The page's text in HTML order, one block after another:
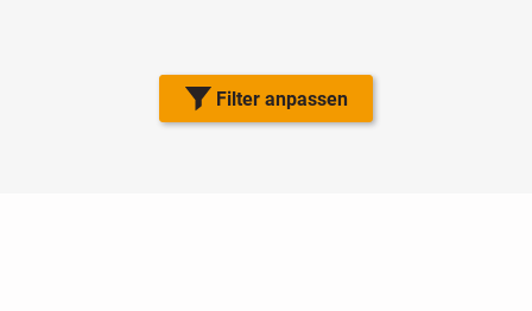
Filter anpassen